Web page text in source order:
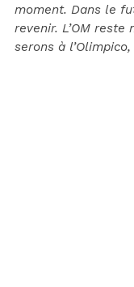
moment. Dans le
revenir. L’OM
serons à